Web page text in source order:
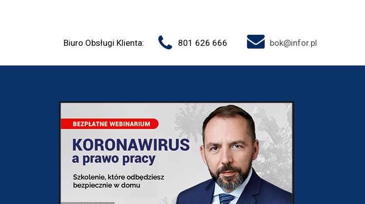
Biuro Obsługi Klienta: 801 626 666 bok@infor.pl